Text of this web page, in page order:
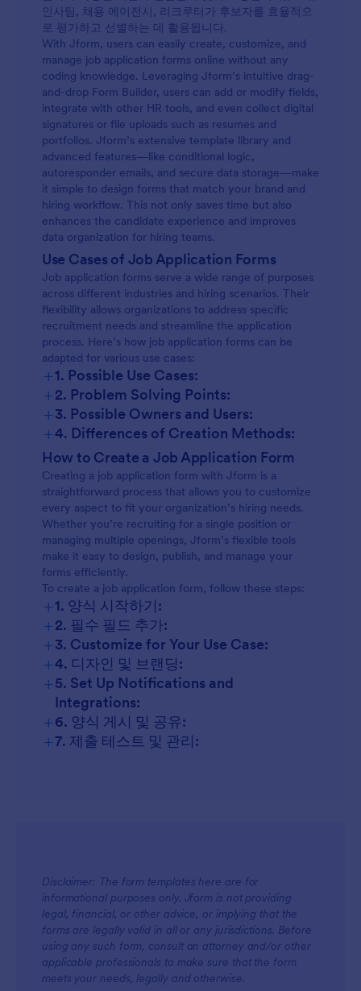
인사팀, 채용 에이전시, 리크루터가 후보자를 효율적으
로 평가하고 선별하는 데 활용됩니다.
With Jform, users can easily create, customize, and
manage job application forms online without any
coding knowledge. Leveraging Jform’s intuitive drag-
and-drop Form Builder, users can add or modify fields,
integrate with other HR tools, and even collect digital
signatures or file uploads such as resumes and
portfolios. Jform’s extensive template library and
advanced features—like conditional logic,
autoresponder emails, and secure data storage—make
it simple to design forms that match your brand and
hiring workflow. This not only saves time but also
enhances the candidate experience and improves
data organization for hiring teams.
Use Cases of Job Application Forms
Job application forms serve a wide range of purposes
across different industries and hiring scenarios. Their
flexibility allows organizations to address specific
recruitment needs and streamline the application
process. Here’s how job application forms can be
adapted for various use cases:
+1. Possible Use Cases:
+2. Problem Solving Points:
+3. Possible Owners and Users:
+4. Differences of Creation Methods:
How to Create a Job Application Form
Creating a job application form with Jform is a
straightforward process that allows you to customize
every aspect to fit your organization’s hiring needs.
Whether you’re recruiting for a single position or
managing multiple openings, Jform’s flexible tools
make it easy to design, publish, and manage your
forms efficiently.
To create a job application form, follow these steps:
+1. 양식 시작하기:
+2. 필수 필드 추가:
+3. Customize for Your Use Case:
+4. 디자인 및 브랜딩:
+5. Set Up Notifications and
Integrations:
+6. 양식 게시 및 공유:
+7. 제출 테스트 및 관리:
Disclaimer: The form templates here are for
informational purposes only. Jform is not providing
legal, financial, or other advice, or implying that the
forms are legally valid in all or any jurisdictions. Before
using any such form, consult an attorney and/or other
applicable professionals to make sure that the form
meets your needs, legally and otherwise.